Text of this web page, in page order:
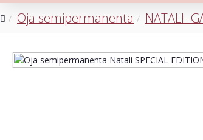
Oja semipermanenta NATALI-